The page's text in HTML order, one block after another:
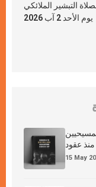
التبشير الملائكي
يوم الأحد 2 آب 2026
منذ عقود
15 May